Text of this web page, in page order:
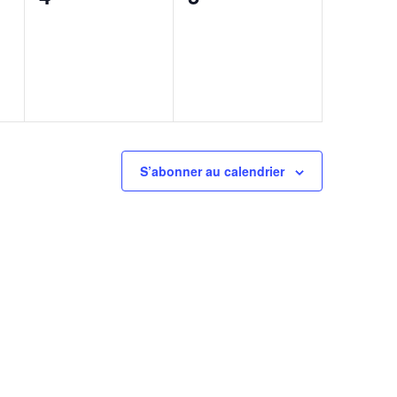
S’abonner au calendrier